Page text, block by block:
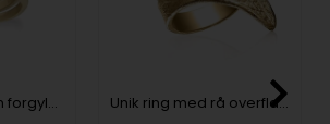
Rabinovich Glam forgyldt fingerring med Røgkvarts, Sky Blue Topas, rosenkvarts, turmalin og topas, Ringmål 62 Unik ring med rå overflade fra Blicher Fuglsang